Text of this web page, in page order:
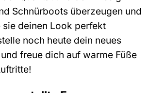
Schnürboots überzeugen und
deinen Look perfekt
noch heute dein neues
freue dich auf warme Füße